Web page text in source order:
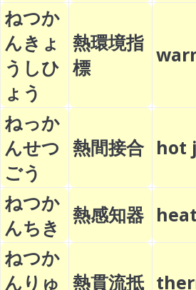
ねつか
んきょ
うしひ
ょう
熱環境指
標
ねっか
んせつ
ごう
熱間接合 hot
ねつか
んちき
熱感知器
ねつか
んりゅ
熱貫流抵